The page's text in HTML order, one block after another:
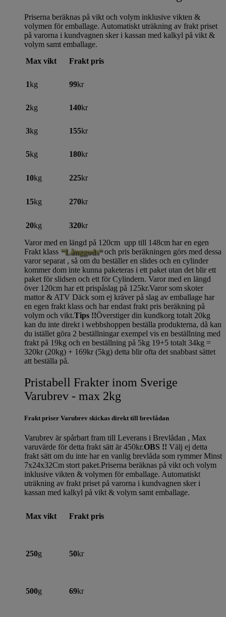
Priserna beräknas på vikt och volym inklusive vikten &
volymen för emballage. Automatiskt uträkning av frakt priset
på varorna i kundvagnen sker i kassan med kalkyl på vikt &
volym samt emballage.
Max vikt
Frakt pris
1kg 99kr
2kg 140kr
3kg 155kr
5kg 180kr
10kg 225kr
15kg 270kr
20kg 320kr
Varor med en längd på 120cm upp till 148cm har en egen
Frakt klass “Långgods“och pris beräkningen görs med dessa
varor separat , så om du beställer en slides och en cylinder
kommer dom inte kunna paketeras i ett paket utan det blir ett
paket för slidsen och ett för Cylindern. Varor med en längd
över 120cm har ett prispåslag på 125kr.Varor som skoter
mattor & ATV Däck som ej kräver på slag av emballage har
en egen frakt klass och har endast frakt pris beräkning på
volym och vikt.Tips !!Överstiger din kundkorg totalt 20kg
kan du inte direkt i webbshoppen beställa produkterna, då kan
du istället göra 2 beställningar exempel vis en beställning med
frakt på 19kg och en beställning på 5kg 19+5 totalt 34kg =
320kr (20kg) + 169kr (5kg) detta blir ofta det snabbast sättet
att beställa på.
Pristabell Frakter inom Sverige
Varubrev - max 2kg
Frakt priser Varubrev skickas direkt till brevlådan
Varubrev är spårbart fram till Leverans i Brevlådan , Max
varuvärde för detta frakt sätt är 450kr.OBS !! Välj ej detta
frakt sätt om du inte har en vanlig brevlåda som rymmer Minst
7x24x32Cm stort paket.Priserna beräknas på vikt och volym
inklusive vikten & volymen för emballage. Automatiskt
uträkning av frakt priset på varorna i kundvagnen sker i
kassan med kalkyl på vikt & volym samt emballage.
Max vikt Frakt pris
250g 50kr
500g 69kr